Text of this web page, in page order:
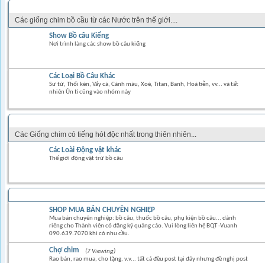
Các giống chim bồ cầu từ các Nước trên thế giới....
Show Bồ câu Kiểng
Nơi trình làng các show bồ câu kiểng
Các Loại Bồ Câu Khác
Sư tử, Thổi kèn, Vẩy cá, Cánh màu, Xoè, Titan, Banh, Hoả tiễn, vv... và tất
nhiên Ủn tì cũng vào nhóm này
Các Giống chim có tiếng hót độc nhất trong thiên nhiên...
Các Loài Động vật khác
Thế giới động vật trừ bồ câu
SHOP MUA BÁN CHUYÊN NGHIỆP
Mua bán chuyên nghiệp: bồ câu, thuốc bồ câu, phụ kiện bồ câu... dành
riêng cho Thành viên có đăng ký quảng cáo. Vui lòng liên hệ BQT -Vuanh
090.639.7070 khi có nhu cầu.
Chợ chim
(7 Viewing)
Rao bán, rao mua, cho tặng, v.v... tất cả đều post tại đây nhưng đề nghị post